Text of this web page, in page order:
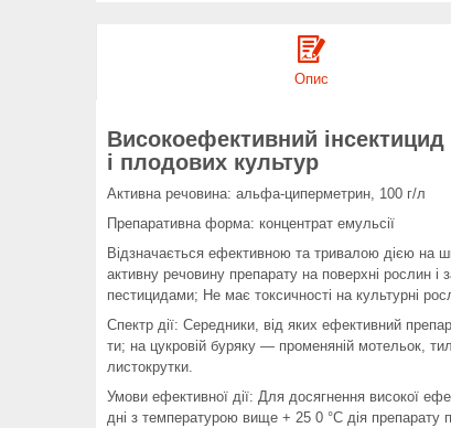
Опис
Високоефективний інсектицид
і плодових культур
Активна речовина: альфа-циперметрин, 100 г/л
Препаративна форма: концентрат емульсії
Відзначається ефективною та тривалою дією на
активну речовину препарату на поверхні рослин
пестицидами; Не має токсичності на культурні
Спектр дії: Середники, від яких ефективний
ти; на цукровій буряку — променяній мотельок,
листокрутки.
Умови ефективної дії: Для досягнення високої
дні з температурою вище + 25 0 °C дія препарату